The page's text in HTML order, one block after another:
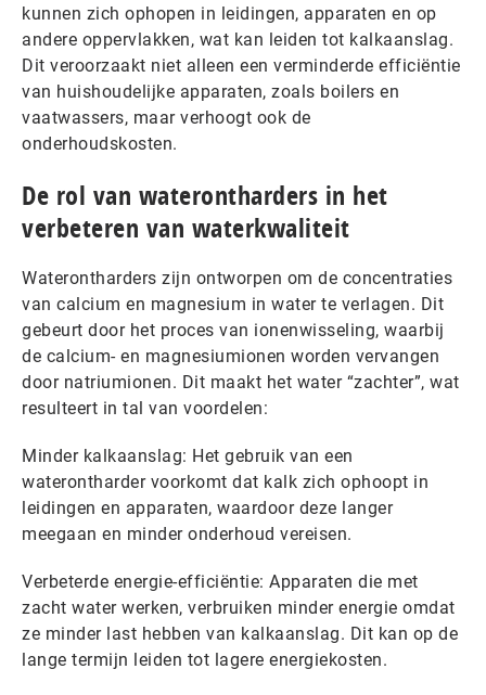
kunnen zich ophopen in leidingen, apparaten en op
andere oppervlakken, wat kan leiden tot kalkaanslag.
Dit veroorzaakt niet alleen een verminderde efficiëntie
van huishoudelijke apparaten, zoals boilers en
vaatwassers, maar verhoogt ook de
onderhoudskosten.
De rol van waterontharders in het
verbeteren van waterkwaliteit
Waterontharders zijn ontworpen om de concentraties
van calcium en magnesium in water te verlagen. Dit
gebeurt door het proces van ionenwisseling, waarbij
de calcium- en magnesiumionen worden vervangen
door natriumionen. Dit maakt het water “zachter”, wat
resulteert in tal van voordelen:
Minder kalkaanslag: Het gebruik van een
waterontharder voorkomt dat kalk zich ophoopt in
leidingen en apparaten, waardoor deze langer
meegaan en minder onderhoud vereisen.
Verbeterde energie-efficiëntie: Apparaten die met
zacht water werken, verbruiken minder energie omdat
ze minder last hebben van kalkaanslag. Dit kan op de
lange termijn leiden tot lagere energiekosten.